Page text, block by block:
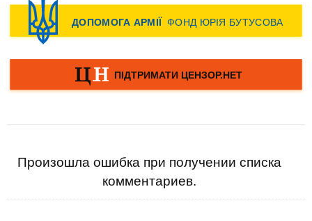
Произошла ошибка при получении списка
комментариев.